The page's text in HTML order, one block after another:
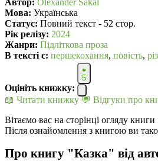
Автор: Olexander Sakal
Мова: Українська
Статус: Повний текст - 52 стор.
Рік релізу: 2024
Жанри: Підліткова проза
В текcті є: першекохання, повість,
Оцініть книжку:
5
📖 Читати книжку 💬 Відгуки про
Вітаємо вас на сторінці огляду
Після ознайомлення з книгою ви
Про книгу "Казка" від